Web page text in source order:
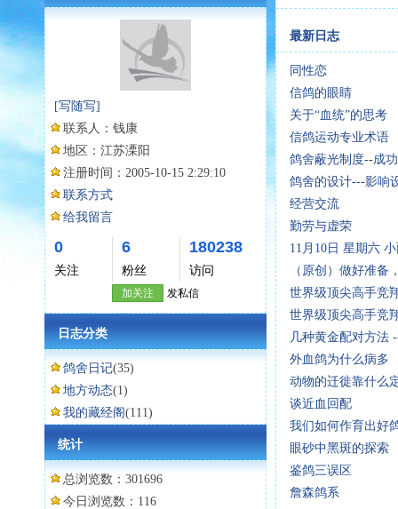
[写随写]
联系人： 钱康
地区： 江苏溧阳
注册时间： 2005-10-15 2:29:10
联系方式
给我留言
0
关注
6
粉丝
180238
访问
加关注 发私信
日志分类
鸽舍日记(35)
地方动态(1)
我的藏经阁(111)
统计
总浏览数：301696
今日浏览数：116
最新日志
同性恋
信鸽的眼睛
关于“血统”的思考
信鸽运动专业术语
鸽舍蔽光制度--成
鸽舍的设计---影响
经营交流
勤劳与虚荣
11月10日 星期六
（原创）做好准备
世界级顶尖高手竞
世界级顶尖高手竞
几种黄金配对方法
外血鸽为什么病多
动物的迁徙靠什么
谈近血回配
我们如何作育出好
眼砂中黑斑的探索
鉴鸽三误区
詹森鸽系